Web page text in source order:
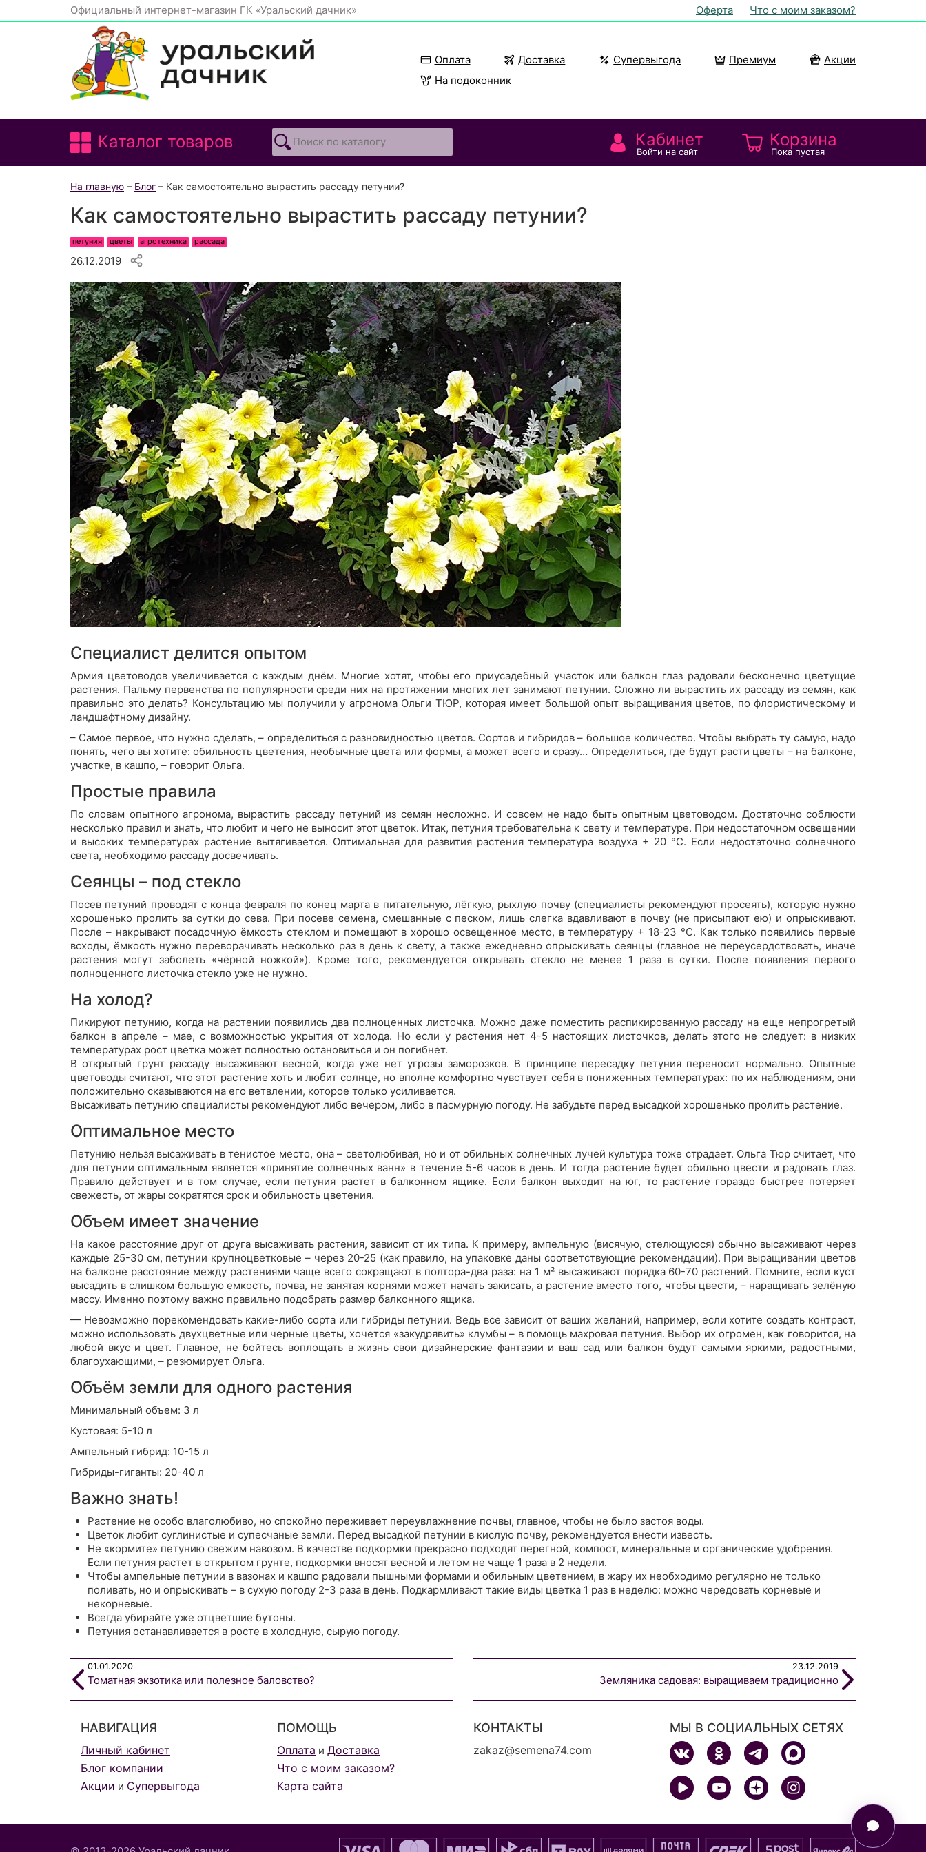
Официальный интернет-магазин ГК «Уральский дачник» Оферта Что с моим заказом?
Оплата Доставка Супервыгода Премиум
Акции
На подоконник
Каталог товаров Кабинет
Войти на сайт
Корзина
Пока пустая
На главную – Блог – Как самостоятельно вырастить рассаду петунии?
Как самостоятельно вырастить рассаду петунии?
петуния цветы агротехника рассада
26.12.2019
Специалист делится опытом
Армия цветоводов увеличивается с каждым днём. Многие хотят, чтобы его приусадебный участок или балкон глаз радовали бесконечно цветущие
растения. Пальму первенства по популярности среди них на протяжении многих лет занимают петунии. Сложно ли вырастить их рассаду из семян, как
правильно это делать? Консультацию мы получили у агронома Ольги ТЮР, которая имеет большой опыт выращивания цветов, по флористическому и
ландшафтному дизайну.
– Самое первое, что нужно сделать, – определиться с разновидностью цветов. Сортов и гибридов – большое количество. Чтобы выбрать ту самую, надо
понять, чего вы хотите: обильность цветения, необычные цвета или формы, а может всего и сразу… Определиться, где будут расти цветы – на балконе,
участке, в кашпо, – говорит Ольга.
Простые правила
По словам опытного агронома, вырастить рассаду петуний из семян несложно. И совсем не надо быть опытным цветоводом. Достаточно соблюсти
несколько правил и знать, что любит и чего не выносит этот цветок. Итак, петуния требовательна к свету и температуре. При недостаточном освещении
и высоких температурах растение вытягивается. Оптимальная для развития растения температура воздуха + 20 °C. Если недостаточно солнечного
света, необходимо рассаду досвечивать.
Сеянцы – под стекло
Посев петуний проводят с конца февраля по конец марта в питательную, лёгкую, рыхлую почву (специалисты рекомендуют просеять), которую нужно
хорошенько пролить за сутки до сева. При посеве семена, смешанные с песком, лишь слегка вдавливают в почву (не присыпают ею) и опрыскивают.
После – накрывают посадочную ёмкость стеклом и помещают в хорошо освещенное место, в температуру + 18-23 °C. Как только появились первые
всходы, ёмкость нужно переворачивать несколько раз в день к свету, а также ежедневно опрыскивать сеянцы (главное не переусердствовать, иначе
растения могут заболеть «чёрной ножкой»). Кроме того, рекомендуется открывать стекло не менее 1 раза в сутки. После появления первого
полноценного листочка стекло уже не нужно.
На холод?
Пикируют петунию, когда на растении появились два полноценных листочка. Можно даже поместить распикированную рассаду на еще непрогретый
балкон в апреле – мае, с возможностью укрытия от холода. Но если у растения нет 4-5 настоящих листочков, делать этого не следует: в низких
температурах рост цветка может полностью остановиться и он погибнет.
В открытый грунт рассаду высаживают весной, когда уже нет угрозы заморозков. В принципе пересадку петуния переносит нормально. Опытные
цветоводы считают, что этот растение хоть и любит солнце, но вполне комфортно чувствует себя в пониженных температурах: по их наблюдениям, они
положительно сказываются на его ветвлении, которое только усиливается.
Высаживать петунию специалисты рекомендуют либо вечером, либо в пасмурную погоду. Не забудьте перед высадкой хорошенько пролить растение.
Оптимальное место
Петунию нельзя высаживать в тенистое место, она – светолюбивая, но и от обильных солнечных лучей культура тоже страдает. Ольга Тюр считает, что
для петунии оптимальным является «принятие солнечных ванн» в течение 5-6 часов в день. И тогда растение будет обильно цвести и радовать глаз.
Правило действует и в том случае, если петуния растет в балконном ящике. Если балкон выходит на юг, то растение гораздо быстрее потеряет
свежесть, от жары сократятся срок и обильность цветения.
Объем имеет значение
На какое расстояние друг от друга высаживать растения, зависит от их типа. К примеру, ампельную (висячую, стелющуюся) обычно высаживают через
каждые 25-30 см, петунии крупноцветковые – через 20-25 (как правило, на упаковке даны соответствующие рекомендации). При выращивании цветов
на балконе расстояние между растениями чаще всего сокращают в полтора-два раза: на 1 м² высаживают порядка 60-70 растений. Помните, если куст
высадить в слишком большую емкость, почва, не занятая корнями может начать закисать, а растение вместо того, чтобы цвести, – наращивать зелёную
массу. Именно поэтому важно правильно подобрать размер балконного ящика.
— Невозможно порекомендовать какие-либо сорта или гибриды петунии. Ведь все зависит от ваших желаний, например, если хотите создать контраст,
можно использовать двухцветные или черные цветы, хочется «закудрявить» клумбы – в помощь махровая петуния. Выбор их огромен, как говорится, на
любой вкус и цвет. Главное, не бойтесь воплощать в жизнь свои дизайнерские фантазии и ваш сад или балкон будут самыми яркими, радостными,
благоухающими, – резюмирует Ольга.
Объём земли для одного растения
Минимальный объем: 3 л
Кустовая: 5-10 л
Ампельный гибрид: 10-15 л
Гибриды-гиганты: 20-40 л
Важно знать!
Растение не особо влаголюбиво, но спокойно переживает переувлажнение почвы, главное, чтобы не было застоя воды.
Цветок любит суглинистые и супесчаные земли. Перед высадкой петунии в кислую почву, рекомендуется внести известь.
Не «кормите» петунию свежим навозом. В качестве подкормки прекрасно подходят перегной, компост, минеральные и органические удобрения.
Если петуния растет в открытом грунте, подкормки вносят весной и летом не чаще 1 раза в 2 недели.
Чтобы ампельные петунии в вазонах и кашпо радовали пышными формами и обильным цветением, в жару их необходимо регулярно не только
поливать, но и опрыскивать – в сухую погоду 2-3 раза в день. Подкармливают такие виды цветка 1 раз в неделю: можно чередовать корневые и
некорневые.
Всегда убирайте уже отцветшие бутоны.
Петуния останавливается в росте в холодную, сырую погоду.
01.01.2020
Томатная экзотика или полезное баловство?
23.12.2019
Земляника садовая: выращиваем традиционно
НАВИГАЦИЯ
Личный кабинет
Блог компании
Акции и Супервыгода
ПОМОЩЬ
Оплата и Доставка
Что с моим заказом?
Карта сайта
КОНТАКТЫ
zakaz@semena74.com
МЫ В СОЦИАЛЬНЫХ СЕТЯХ